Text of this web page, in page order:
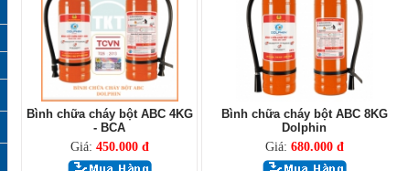
Bình chữa cháy bột ABC 4KG
- BCA
Giá: 450.000 đ
Bình chữa cháy bột ABC 8KG
Dolphin
Giá: 680.000 đ